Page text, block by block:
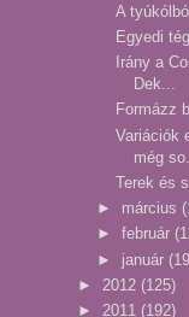
A
Egyedi
Irány a
Dek...
Formázz
Variációk
még
Terek és
► március
► február
► január
► 2012 (125)
► 2011 (192)